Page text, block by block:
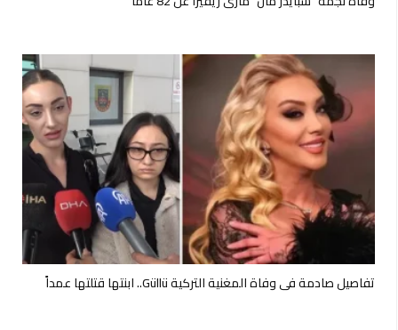
تفاصيل صادمة في وفاة المغنية التركية Güllü.. ابنتها قتلتها عمداً